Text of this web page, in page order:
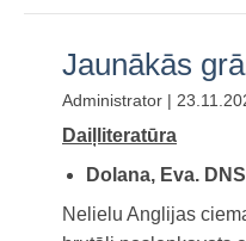
Jaunākās
Administrator |
Daiļliteratūra
Dolana, Eva.
Nelielu Anglijas